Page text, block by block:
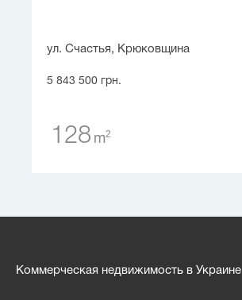
ул. Счастья, Крюковщина
5 843 500 грн.
128 m2
Коммерческая недвижимость в Украине